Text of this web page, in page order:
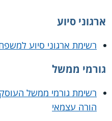
ארגוני סיוע
רשימת ארגוני סיוע
גורמי ממשל
רשימת גורמי ממשל
הורה עצמאי